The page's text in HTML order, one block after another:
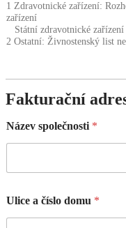
1 Zdravotnické zařízení:
zařízení
Státní zdravotnické
2 Ostatní: Živnostenský list
Fakturační
Název společnosti *
Ulice a číslo domu *